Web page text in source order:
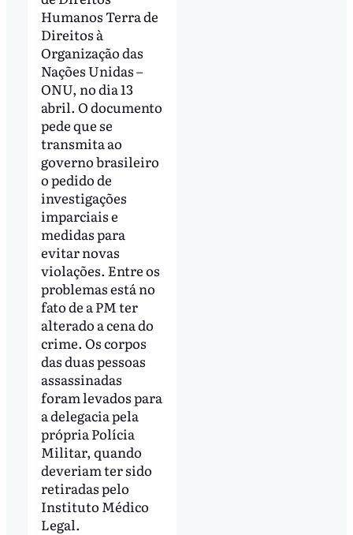
Humanos Terra de
Direitos à
Organização das
Nações Unidas –
ONU, no dia 13
abril. O documento
pede que se
transmita ao
governo brasileiro
o pedido de
investigações
imparciais e
medidas para
evitar novas
violações. Entre os
problemas está no
fato de a PM ter
alterado a cena do
crime. Os corpos
das duas pessoas
assassinadas
foram levados para
a delegacia pela
própria Polícia
Militar, quando
deveriam ter sido
retiradas pelo
Instituto Médico
Legal.